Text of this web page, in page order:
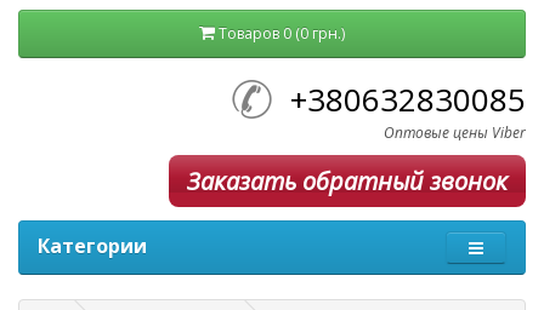
Товаров 0 (0 грн.)
+380632830085
Оптовые цены Viber
Заказать обратный звонок
Категории